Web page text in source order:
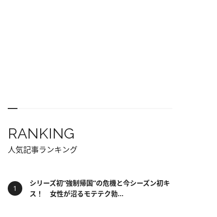
RANKING
人気記事ランキング
シリーズ初“強制帰国”の危機と今シーズン初キ
ス！ 女性が沼るモテテク勃...